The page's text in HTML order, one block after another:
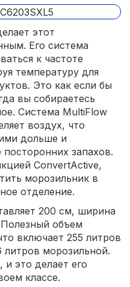
этот
Его система
к частоте
температуру для
Это как если бы
вы собираетесь
Система MultiFlow
воздух, что
дольше и
запахов.
ConvertActive,
морозильник в
отделение.
200 см, ширина
объем
включает 255 литров
морозильной.
это делает его
классе.